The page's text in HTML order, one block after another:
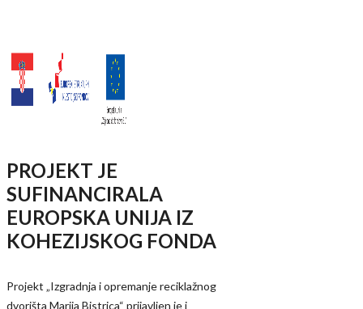
PROJEKT JE
SUFINANCIRALA
EUROPSKA UNIJA IZ
KOHEZIJSKOG FONDA
Projekt „Izgradnja i opremanje reciklažnog
dvorišta Marija Bistrica“ prijavljen je i